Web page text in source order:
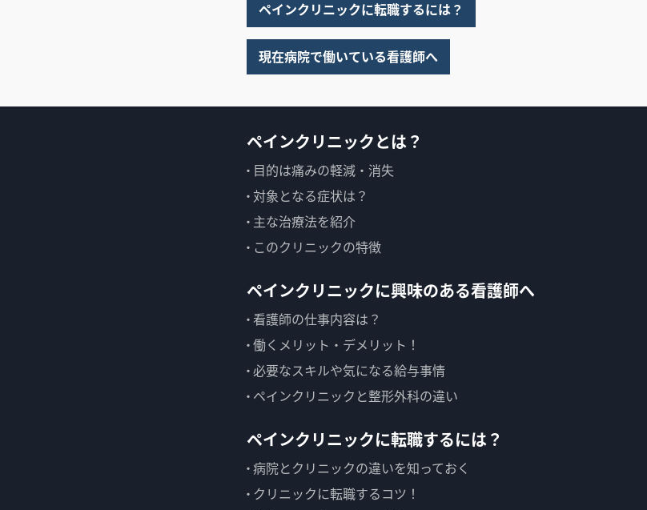
ペインクリニックに転職するには？
現在病院で働いている看護師へ
ペインクリニックとは？
目的は痛みの軽減・消失
対象となる症状は？
主な治療法を紹介
このクリニックの特徴
ペインクリニックに興味のある看護師へ
看護師の仕事内容は？
働くメリット・デメリット！
必要なスキルや気になる給与事情
ペインクリニックと整形外科の違い
ペインクリニックに転職するには？
病院とクリニックの違いを知っておく
クリニックに転職するコツ！